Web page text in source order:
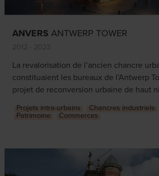
ANVERS ANTWERP TOWER
2012 - 2023
La revalorisation de l’ancien chancre
constituaient les bureaux de l’Antwerp
projet de reconversion urbaine de haut
Projets intra-urbains Chancres industriels
Patrimoine Commerces